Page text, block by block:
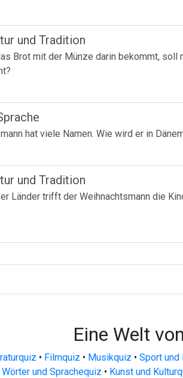
und Tradition
Brot mit der Münze darin bekommt,
hat viele Namen. Wie wird er in
und Tradition
Länder trifft der Weihnachtsmann die
Eine Welt
• Filmquiz • Musikquiz • Sport und
Wörter und Sprachequiz • Kunst und